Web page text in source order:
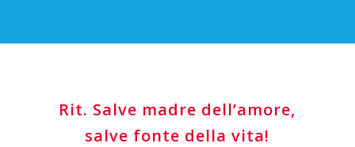
Rit. Salve madre dell’amore,
salve fonte della vita!